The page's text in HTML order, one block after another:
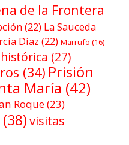
de la Frontera
(22) La Sauceda
Díaz (22) Marrufo (16)
(27)
(34) Prisión
María (42)
Roque(23)
(38)visitas